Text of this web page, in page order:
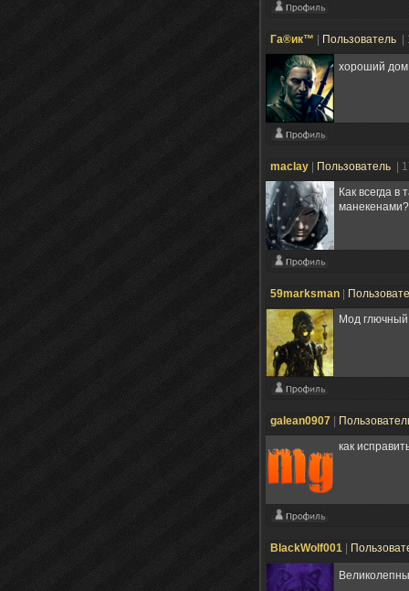
Га®ик™ Пользователь
хороший
maclay Пользователь
|
Как всегда
59marksman
Мод
galean0907
как
BlackWolf001